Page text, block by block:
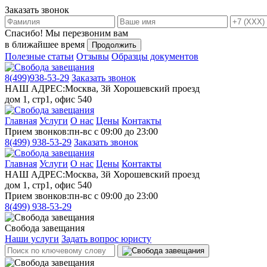
Заказать звонок
Спасибо! Мы перезвоним вам
в ближайшее время
Продолжить
Полезные статьи Отзывы Образцы документов
8(499)938-53-29 Заказать звонок
НАШ АДРЕС:Москва, 3й Хорошевский проезд
дом 1, стр1, офис 540
Главная Услуги О нас Цены Контакты
Прием звонков:пн-вс с 09:00 до 23:00
8(499) 938-53-29 Заказать звонок
Главная Услуги О нас Цены Контакты
НАШ АДРЕС:Москва, 3й Хорошевский проезд
дом 1, стр1, офис 540
Прием звонков:пн-вс с 09:00 до 23:00
8(499) 938-53-29
Свобода завещания
Наши услуги Задать вопрос юристу